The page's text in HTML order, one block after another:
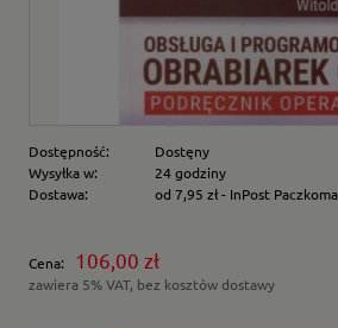
Dostępność:
Dostęny
Wysyłka w:
24 godziny
Dostawa:
od 7,95 zł- InPost
Cena nie zawiera ewentualnych kosztów
Cena: 106,00 zł
zawiera 5% VAT, bez kosztów dostawy